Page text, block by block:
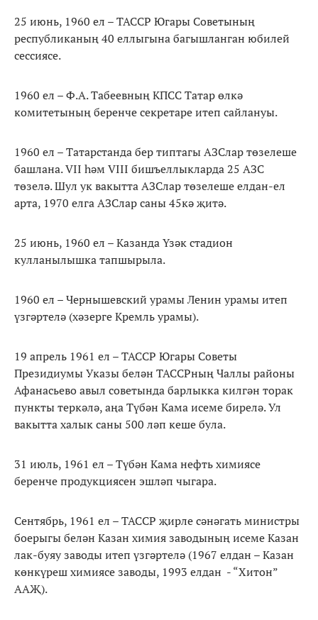
25 июнь, 1960 ел – ТАССР Югары Советының
республиканың 40 еллыгына багышланган юбилей
сессиясе.
1960 ел – Ф.А. Табеевның КПСС Татар өлкә
комитетының беренче секретаре итеп сайлануы.
1960 ел – Татарстанда бер типтагы АЗСлар төзелеше
башлана. VII һәм VIII бишъеллыкларда 25 АЗС
төзелә. Шул ук вакытта АЗСлар төзелеше елдан-ел
арта, 1970 елга АЗСлар саны 45кә җитә.
25 июнь, 1960 ел – Казанда Үзәк стадион
кулланылышка тапшырыла.
1960 ел – Чернышевский урамы Ленин урамы итеп
үзгәртелә (хәзерге Кремль урамы).
19 апрель 1961 ел – ТАССР Югары Советы
Президиумы Указы белән ТАССРның Чаллы районы
Афанасьево авыл советында барлыкка килгән торак
пункты теркәлә, аңа Түбән Кама исеме бирелә. Ул
вакытта халык саны 500 ләп кеше була.
31 июль, 1961 ел – Түбән Кама нефть химиясе
беренче продукциясен эшләп чыгара.
Сентябрь, 1961 ел – ТАССР җирле сәнәгать министры
боерыгы белән Казан химия заводының исеме Казан
лак-буяу заводы итеп үзгәртелә (1967 елдан – Казан
көнкүреш химиясе заводы, 1993 елдан - “Хитон”
ААҖ).